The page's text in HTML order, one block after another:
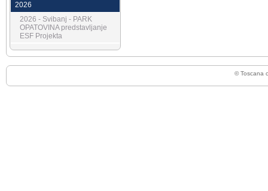
2026
2026 - Svibanj - PARK
OPATOVINA predstavljanje
ESF Projekta
© Toscana